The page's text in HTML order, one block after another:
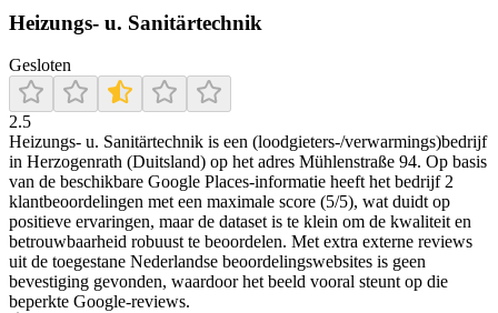
Heizungs- u. Sanitärtechnik
Gesloten
2.5
Heizungs- u. Sanitärtechnik is een (loodgieters-/verwarmings)bedrijf
in Herzogenrath (Duitsland) op het adres Mühlenstraße 94. Op basis
van de beschikbare Google Places-informatie heeft het bedrijf 2
klantbeoordelingen met een maximale score (5/5), wat duidt op
positieve ervaringen, maar de dataset is te klein om de kwaliteit en
betrouwbaarheid robuust te beoordelen. Met extra externe reviews
uit de toegestane Nederlandse beoordelingswebsites is geen
bevestiging gevonden, waardoor het beeld vooral steunt op die
beperkte Google-reviews.